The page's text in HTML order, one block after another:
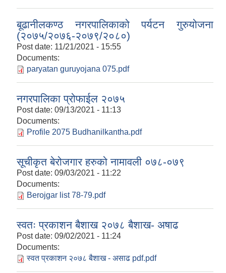
बूढानीलकण्ठ नगरपालिकाको पर्यटन गुरुयोजना
(२०७५/२०७६-२०७९/२०८०)
Post date: 11/21/2021 - 15:55
Documents:
paryatan guruyojana 075.pdf
नगरपालिका प्रोफाईल २०७५
Post date: 09/13/2021 - 11:13
Documents:
Profile 2075 Budhanilkantha.pdf
सूचीकृत बेरोजगार हरुको नामावली ०७८-०७९
Post date: 09/03/2021 - 11:22
Documents:
Berojgar list 78-79.pdf
स्वतः प्रकाशन बैशाख २०७८ बैशाख- अषाढ
Post date: 09/02/2021 - 11:24
Documents:
स्वत प्रकाशन २०७८ बैशाख - असाढ pdf.pdf